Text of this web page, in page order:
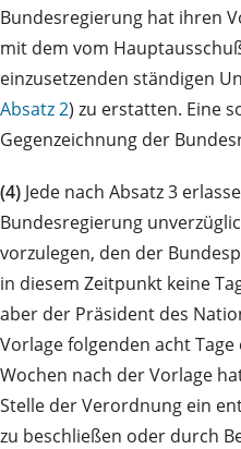
Bundesregierung hat ihren
mit dem vom
einzusetzenden ständigen
Absatz 2) zu erstatten. Eine
Gegenzeichnung der
(4) Jede nach Absatz 3
Bundesregierung
vorzulegen, den der
in diesem Zeitpunkt keine
aber der Präsident des
Vorlage folgenden acht
Wochen nach der Vorlage
Stelle der Verordnung ein
zu beschließen oder durch